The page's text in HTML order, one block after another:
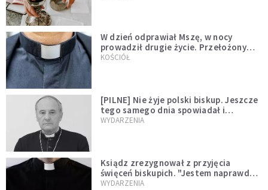
W dzień odprawiał Mszę, w nocy
prowadził drugie życie. Przełożony
kazał mu opuścić zakon
KOŚCIÓŁ
[PILNE] Nie żyje polski biskup. Jeszcze
tego samego dnia spowiadał i
sprawował Mszę świętą
WYDARZENIA
Ksiądz zrezygnował z przyjęcia
święceń biskupich. "Jestem naprawdę
niegodny"
WYDARZENIA